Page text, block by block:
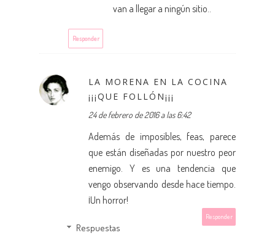
van a llegar a ningún sitio..
Responder
LA MORENA EN LA COCINA
¡¡¡QUE FOLLÓN¡¡¡
24 de febrero de 2016 a las 6:42
Además de imposibles, feas, parece
que están diseñadas por nuestro peor
enemigo. Y es una tendencia que
vengo observando desde hace tiempo.
¡Un horror!
Responder
Respuestas